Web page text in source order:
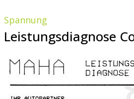
Spannung
Leistungsdiagnose